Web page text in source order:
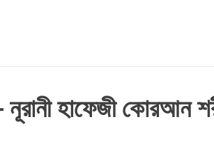
হাফেজী কোরআন